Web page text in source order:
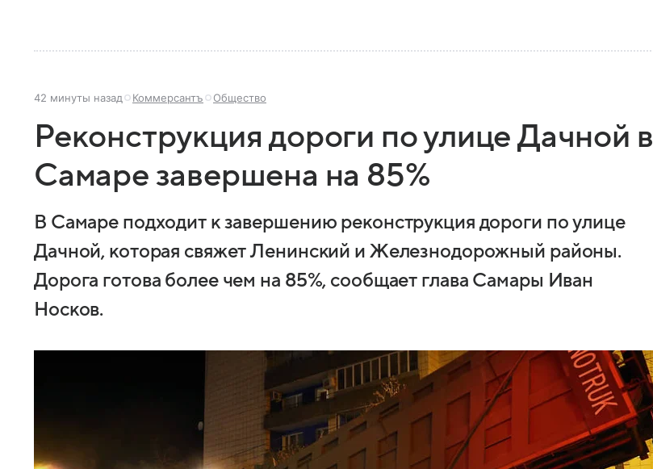
42 минуты назад Коммерсантъ Общество
Реконструкция дороги по улице Дачной в
Самаре завершена на 85%
В Самаре подходит к завершению реконструкция дороги по улице
Дачной, которая свяжет Ленинский и Железнодорожный районы.
Дорога готова более чем на 85%, сообщает глава Самары Иван
Носков.